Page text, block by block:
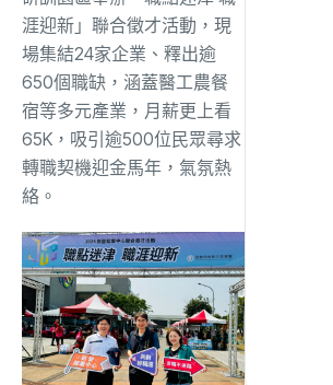
涯迎新」聯合徵才活動，現
場集結24家企業、釋出逾
650個職缺，涵蓋醫工農餐
宿等多元產業，月薪更上看
65K，吸引逾500位民眾尋求
轉職契機迎金馬年，氣氛熱
絡。